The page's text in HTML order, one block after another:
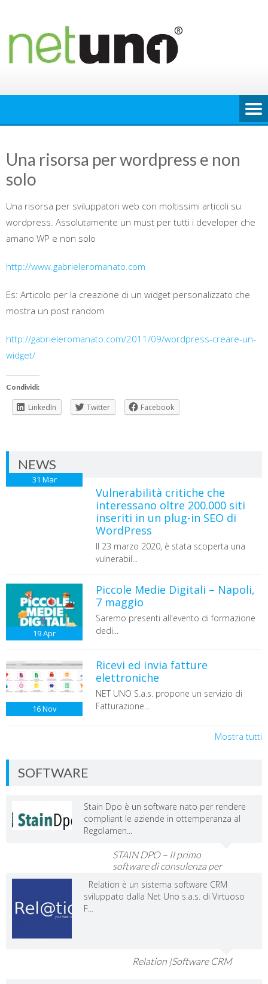
content
Una risorsa per wordpress e non
solo
Una risorsa per sviluppatori web con moltissimi articoli su
wordpress. Assolutamente un must per tutti i developer che
amano WP e non solo
http://www.gabrieleromanato.com
Es: Articolo per la creazione di un widget personalizzato che
mostra un post random
http://gabrieleromanato.com/2011/09/wordpress-creare-un-
widget/
Condividi:
LinkedIn Twitter Facebook
NEWS
31 Mar
Vulnerabilità critiche che
interessano oltre 200.000 siti
inseriti in un plug-in SEO di
WordPress
Il 23 marzo 2020, è stata scoperta una
vulnerabil...
19Apr
Piccole Medie Digitali – Napoli,
7 maggio
Saremo presenti all'evento di formazione
dedi...
16Nov
Ricevi ed invia fatture
elettroniche
NET UNO S.a.s. propone un servizio di
Fatturazione...
Mostra tutti
SOFTWARE
Stain Dpo è un software nato per rendere
compliant le aziende in ottemperanza al
Regolamen...
STAIN DPO – Il primo
software di consulenza per
Relation è un sistema software CRM
sviluppato dalla Net Uno s.a.s. di Virtuoso
F...
Relation |Software CRM